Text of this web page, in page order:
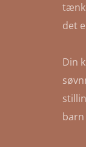
det
Din